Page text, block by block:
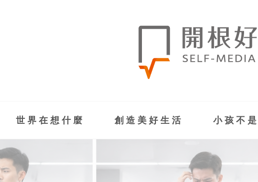
世界在想什麼 創造美好生活 小孩不